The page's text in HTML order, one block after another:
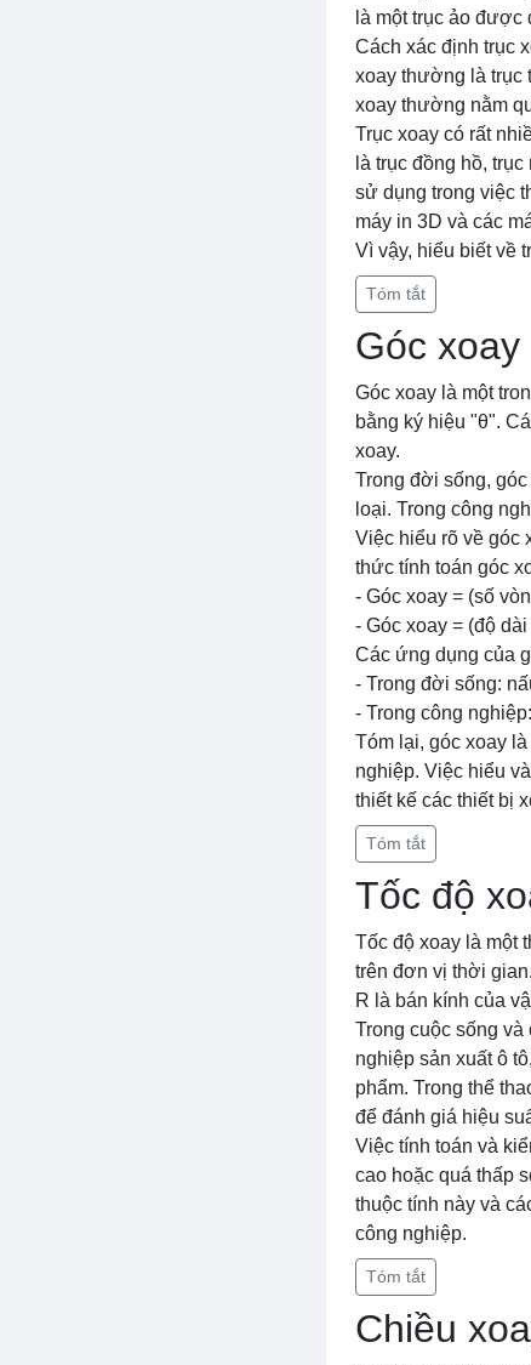
là một trục ảo được
Cách xác định trục
xoay thường là trục
xoay thường nằm
Trục xoay có rất
là trục đồng hồ,
sử dụng trong việc
máy in 3D và các
Vì vậy, hiểu biết về
Tóm tắt
Góc xoay
Góc xoay là một
bằng ký hiệu "θ".
xoay.
Trong đời sống,
loại. Trong công
Việc hiểu rõ về góc
thức tính toán góc
- Góc xoay = (số
- Góc xoay = (độ
Các ứng dụng của
- Trong đời sống:
- Trong công
Tóm lại, góc xoay
nghiệp. Việc hiểu
thiết kế các thiết bị
Tóm tắt
Tốc độ
Tốc độ xoay là một
trên đơn vị thời
R là bán kính của
Trong cuộc sống
nghiệp sản xuất ô
phẩm. Trong thể
để đánh giá hiệu
Việc tính toán và
cao hoặc quá thấp
thuộc tính này và
công nghiệp.
Tóm tắt
Chiều